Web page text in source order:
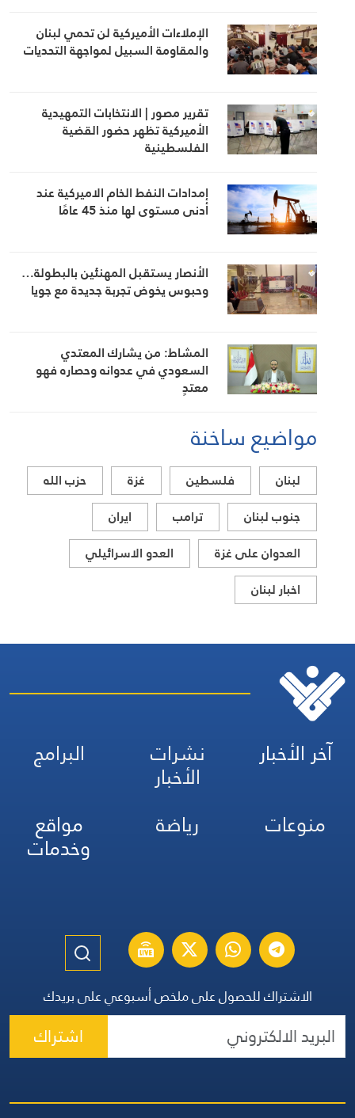
الإملاءات الأميركية لن تحمي لبنان
والمقاومة السبيل لمواجهة التحديات
تقرير مصور | الانتخابات التمهيدية
الأميركية تظهر حضور القضية
الفلسطينية
إمدادات النفط الخام الاميركية عند
أدنى مستوى لها منذ 45 عامًا
الأنصار يستقبل المهنئين بالبطولة…
وحبوس يخوض تجربة جديدة مع جويا
المشاط: من يشارك المعتدي
السعودي في عدوانه وحصاره فهو
معتدٍ
مواضيع ساخنة
لبنان فلسطين غزة
حزب الله
جنوب لبنان
ترامب
ايران
العدوان على غزة
العدو الاسرائيلي
اخبار لبنان
آخر الأخبار نشرات
الأخبار
البرامج
منوعات
رياضة مواقع
وخدمات
الاشتراك للحصول على ملخص أسبوعي على بريدك
اشتراك